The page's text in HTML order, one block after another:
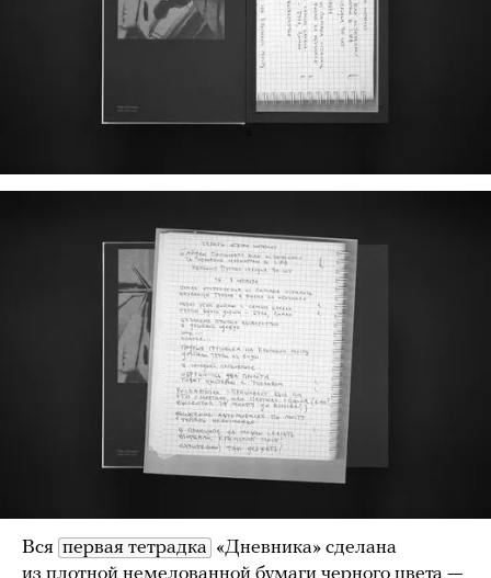
Вся первая тетрадка «Дневника» сделана